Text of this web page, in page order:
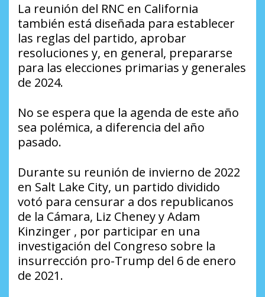
La reunión del RNC en California
también está diseñada para establecer
las reglas del partido, aprobar
resoluciones y, en general, prepararse
para las elecciones primarias y generales
de 2024.
No se espera que la agenda de este año
sea polémica, a diferencia del año
pasado.
Durante su reunión de invierno de 2022
en Salt Lake City, un partido dividido
votó para censurar a dos republicanos
de la Cámara, Liz Cheney y Adam
Kinzinger , por participar en una
investigación del Congreso sobre la
insurrección pro-Trump del 6 de enero
de 2021.